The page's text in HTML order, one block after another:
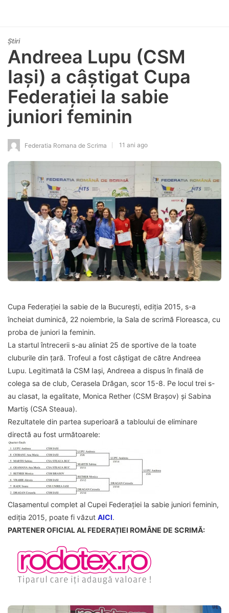
Știri
Andreea Lupu (CSM
Iași) a câștigat Cupa
Federației la sabie
juniori feminin
Federatia Romana de Scrima 11 ani ago
Cupa Federației la sabie de la București, ediția 2015, s-a
încheiat duminică, 22 noiembrie, la Sala de scrimă Floreasca, cu
proba de juniori la feminin.
La startul întrecerii s-au aliniat 25 de sportive de la toate
cluburile din țară. Trofeul a fost câștigat de către Andreea
Lupu. Legitimată la CSM Iași, Andreea a dispus în finală de
colega sa de club, Cerasela Drăgan, scor 15-8. Pe locul trei s-
au clasat, la egalitate, Monica Rether (CSM Brașov) și Sabina
Martiș (CSA Steaua).
Rezultatele din partea superioară a tabloului de eliminare
directă au fost următoarele:
Clasamentul complet al Cupei Federației la sabie juniori feminin,
ediția 2015, poate fi văzut AICI.
PARTENER OFICIAL AL FEDERAȚIEI ROMÂNE DE SCRIMĂ: